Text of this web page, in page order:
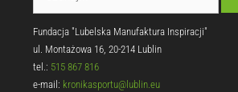
Fundacja "Lubelska Manufaktura Inspiracji"
ul. Montażowa 16, 20-214 Lublin
tel.: 515 867 816
e-mail: kronikasportu@lublin.eu